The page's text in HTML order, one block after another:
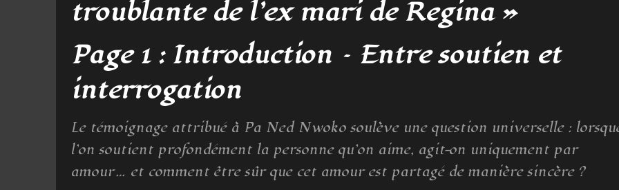
troublante de l’ex mari de Regina »
Page 1 : Introduction – Entre soutien et
interrogation
Le témoignage attribué à Pa Ned Nwoko soulève une question universelle :
l’on soutient profondément la personne qu’on aime, agit-on uniquement par
amour… et comment être sûr que cet amour est partagé de manière sincère ?